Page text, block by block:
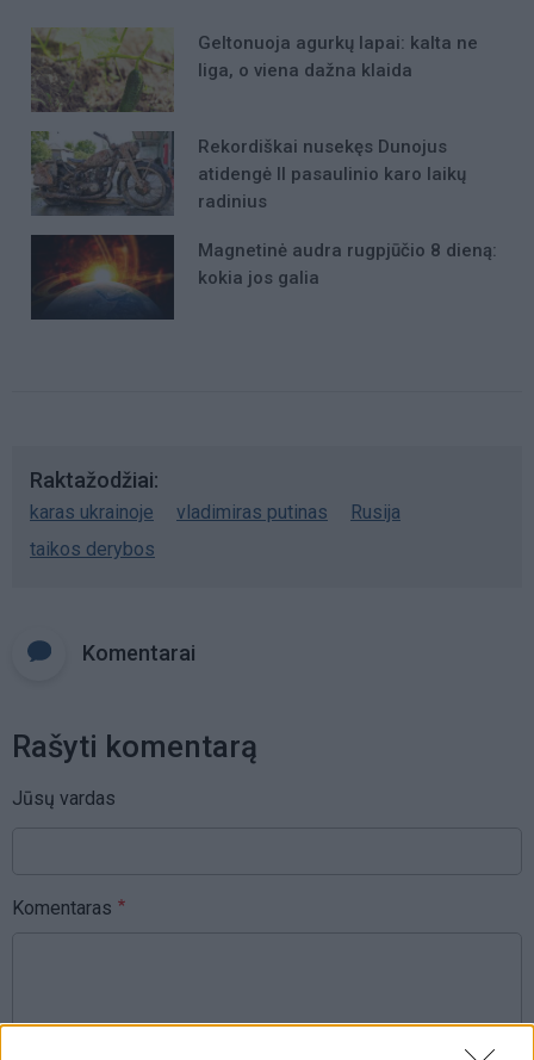
Geltonuoja agurkų lapai: kalta ne
liga, o viena dažna klaida
Rekordiškai nusekęs Dunojus
atidengė II pasaulinio karo laikų
radinius
Magnetinė audra rugpjūčio 8 dieną:
kokia jos galia
Raktažodžiai
karas ukrainoje vladimiras putinas
Rusija
taikos derybos
Komentarai
Rašyti komentarą
Jūsų vardas
Komentaras